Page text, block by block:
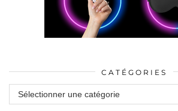
CATÉGORIES
Catégories